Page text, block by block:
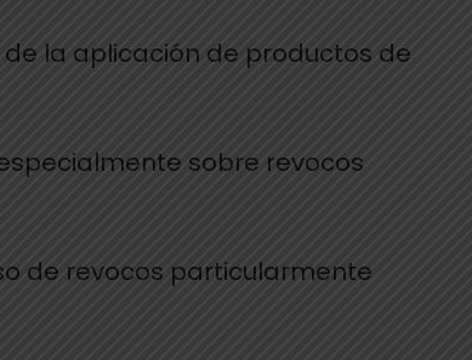
de la aplicación de productos de
sobre revocos
de revocos particularmente